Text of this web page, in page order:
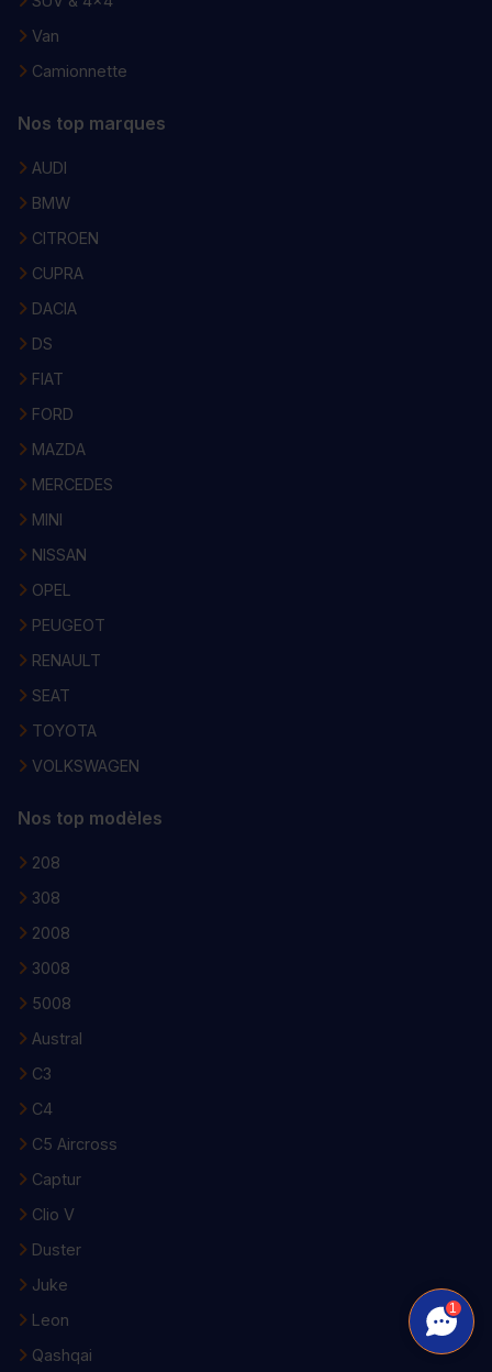
Van
Camionnette
Nos top marques
AUDI
BMW
CITROEN
CUPRA
DACIA
DS
FIAT
FORD
MAZDA
MERCEDES
MINI
NISSAN
OPEL
PEUGEOT
RENAULT
SEAT
TOYOTA
VOLKSWAGEN
Nos top modèles
208
308
2008
3008
5008
Austral
C3
C4
C5 Aircross
Captur
Clio V
Duster
Juke
Leon
Qashqai
1